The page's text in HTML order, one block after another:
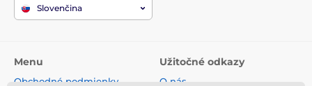
Slovenčina
Menu
Obchodné podmienky
Užitočné odkazy
O nás